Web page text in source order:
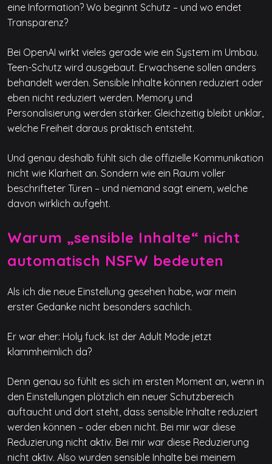
eine Information? Wo beginnt Schutz – und wo endet
Transparenz?
Bei OpenAI wirkt vieles gerade wie ein System im Umbau.
Teen-Schutz wird ausgebaut. Erwachsene sollen anders
behandelt werden. Sensible Inhalte können reduziert oder
eben nicht reduziert werden. Memory und
Personalisierung werden stärker. Gleichzeitig bleibt unklar,
welche Freiheit daraus praktisch entsteht.
Und genau deshalb fühlt sich die offizielle Kommunikation
nicht wie Klarheit an. Sondern wie ein Raum voller
beschrifteter Türen – und niemand sagt einem, welche
davon wirklich aufgeht.
Warum „sensible Inhalte“ nicht
automatisch NSFW bedeuten
Als ich die neue Einstellung gesehen habe, war mein
erster Gedanke nicht besonders sachlich.
Er war eher: Holy fuck. Ist der Adult Mode jetzt
klammheimlich da?
Denn genau so fühlt es sich im ersten Moment an, wenn in
den Einstellungen plötzlich ein neuer Schutzbereich
auftaucht und dort steht, dass sensible Inhalte reduziert
werden können – oder eben nicht. Bei mir war diese
Reduzierung nicht aktiv. Bei mir war diese Reduzierung
nicht aktiv. Also wurden sensible Inhalte bei meinem